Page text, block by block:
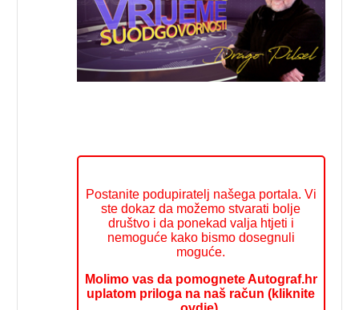
Postanite podupiratelj našega portala. Vi
ste dokaz da možemo stvarati bolje
društvo i da ponekad valja htjeti i
nemoguće kako bismo dosegnuli
moguće.
Molimo vas da pomognete Autograf.hr
uplatom priloga na naš račun (kliknite